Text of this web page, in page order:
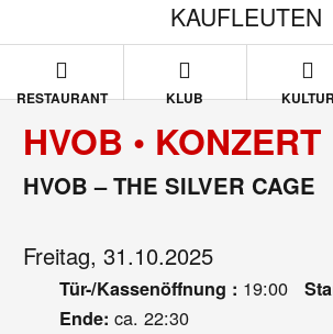
KAUFLEUTEN
RESTAURANT KLUB
HVOB • KONZERT
HVOB – THE SILVER CAGE
Freitag, 31.10.2025
Tür-/Kassenöffnung : 19:00
Ende: ca. 22:30